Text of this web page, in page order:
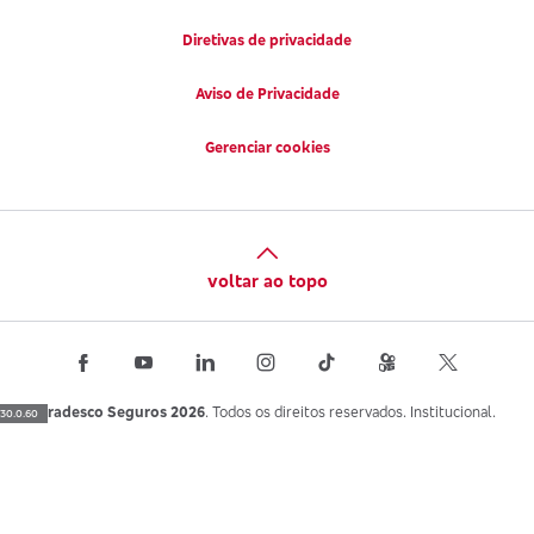
30.0.60
Diretivas de privacidade
Aviso de Privacidade
Gerenciar cookies
voltar ao topo
Bradesco Seguros 2026. Todos os direitos reservados. Institucional.